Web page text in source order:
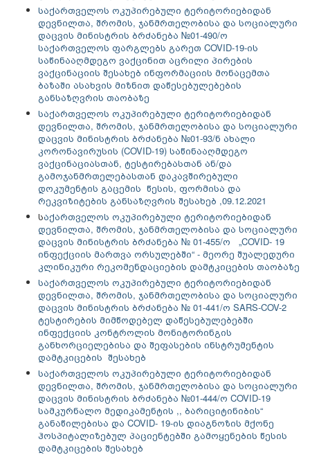
საქართველოს ოკუპირებული ტერიტორიებიდან
დევნილთა, შრომის, ჯანმრთელობისა და სოციალური
დაცვის მინისტრის ბრძანება №01-490/ო
საქართველოს ფარგლებს გარეთ COVID-19-ის
საწინააღმდეგო ვაქცინით აცრილი პირების
ვაქცინაციის შესახებ ინფორმაციის მონაცემთა
ბაზაში ასახვის მიზნით დაწესებულებების
განსაზღვრის თაობაზე
საქართველოს ოკუპირებული ტერიტორიებიდან
დევნილთა, შრომის, ჯანმრთელობისა და სოციალური
დაცვის მინისტრის ბრძანება №01-93/ნ ახალი
კორონავირუსის (COVID-19) საწინააღმდეგო
ვაქცინაციასთან, ტესტირებასთან ან/და
გამოჯანმრთელებასთან დაკავშირებული
დოკუმენტის გაცემის წესის, ფორმისა და
რეკვიზიტების განსაზღვრის შესახებ ,09.12.2021
საქართველოს ოკუპირებული ტერიტორიებიდან
დევნილთა, შრომის, ჯანმრთელობისა და სოციალური
დაცვის მინისტრის ბრძანება № 01-455/ო „COVID- 19
ინფექციის მართვა ორსულებში“ - მეორე შუალედური
კლინიკური რეკომენდაციების დამტკიცების თაობაზე
საქართველოს ოკუპირებული ტერიტორიებიდან
დევნილთა, შრომის, ჯანმრთელობისა და სოციალური
დაცვის მინისტრის ბრძანება № 01-441/ო SARS-COV-2
ტესტირების მიმწოდებელ დაწესებულებებში
ინფექციის კონტროლის მონიტორინგის
განხორციელებისა და შეფასების ინსტრუმენტის
დამტკიცების შესახებ
საქართველოს ოკუპირებული ტერიტორიებიდან
დევნილთა, შრომის, ჯანმრთელობისა და სოციალური
დაცვის მინისტრის ბრძანება №01-444/ო COVID-19
სამკურნალო მედიკამენტის ,, ბარიციტინიბის“
განაწილებისა და COVID- 19-ის დიაგნოზის მქონე
ჰოსპიტალიზებულ პაციენტებში გამოყენების წესის
დამტკიცების შესახებ